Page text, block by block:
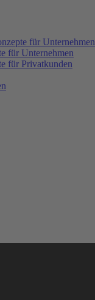
für Unternehmen
für Unternehmen
für Privatkunden